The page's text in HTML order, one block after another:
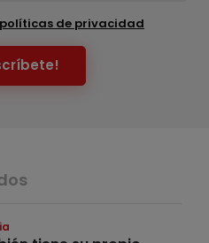
políticas de privacidad